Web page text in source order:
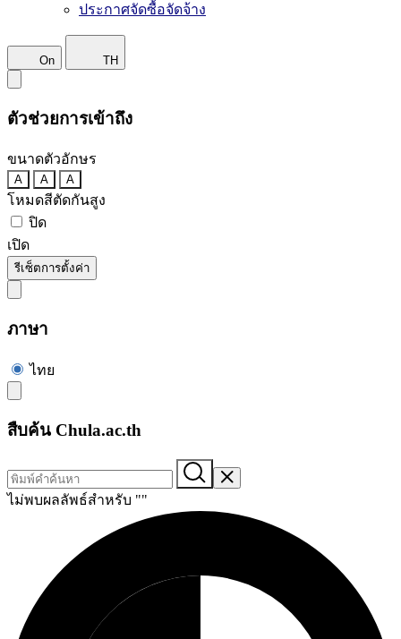
ประกาศจัดซื้อจัดจ้าง
On TH
ตัวช่วยการเข้าถึง
ขนาดตัวอักษร
A A A
โหมดสีตัดกันสูง
ปิด
เปิด
รีเซ็ตการตั้งค่า
ภาษา
ไทย
สืบค้น Chula.ac.th
ไม่พบผลลัพธ์สำหรับ ""